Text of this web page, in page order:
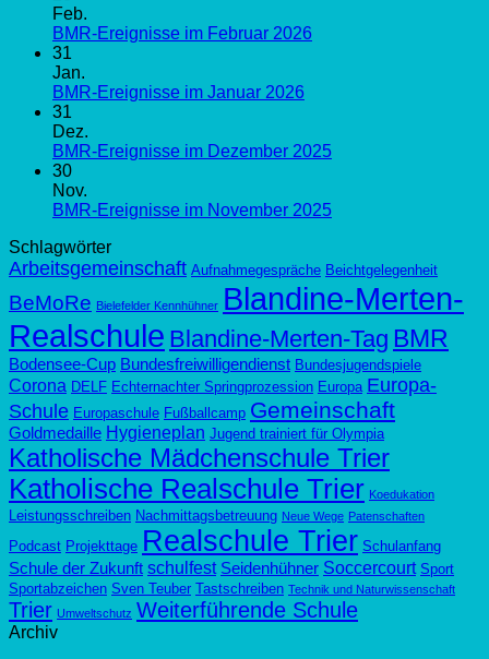
Feb.
BMR-Ereignisse im Februar 2026
31
Jan.
BMR-Ereignisse im Januar 2026
31
Dez.
BMR-Ereignisse im Dezember 2025
30
Nov.
BMR-Ereignisse im November 2025
Schlagwörter
Arbeitsgemeinschaft Aufnahmegespräche Beichtgelegenheit
BeMoRe Bielefelder Kennhühner Blandine-Merten-
Realschule Blandine-Merten-Tag BMR
Bodensee-Cup Bundesfreiwilligendienst Bundesjugendspiele
Corona DELF Echternachter Springprozession Europa Europa-
Schule Europaschule Fußballcamp Gemeinschaft
Goldmedaille Hygieneplan Jugend trainiert für Olympia
Katholische Mädchenschule Trier
Katholische Realschule Trier Koedukation
Leistungsschreiben Nachmittagsbetreuung Neue Wege Patenschaften
Podcast Projekttage Realschule Trier Schulanfang
Schule der Zukunft schulfest Seidenhühner Soccercourt Sport
Sportabzeichen Sven Teuber Tastschreiben Technik und Naturwissenschaft
Trier Umweltschutz Weiterführende Schule
Archiv